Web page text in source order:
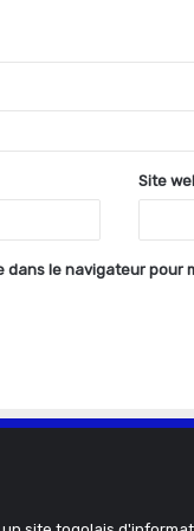
Site
dans le navigateur pour